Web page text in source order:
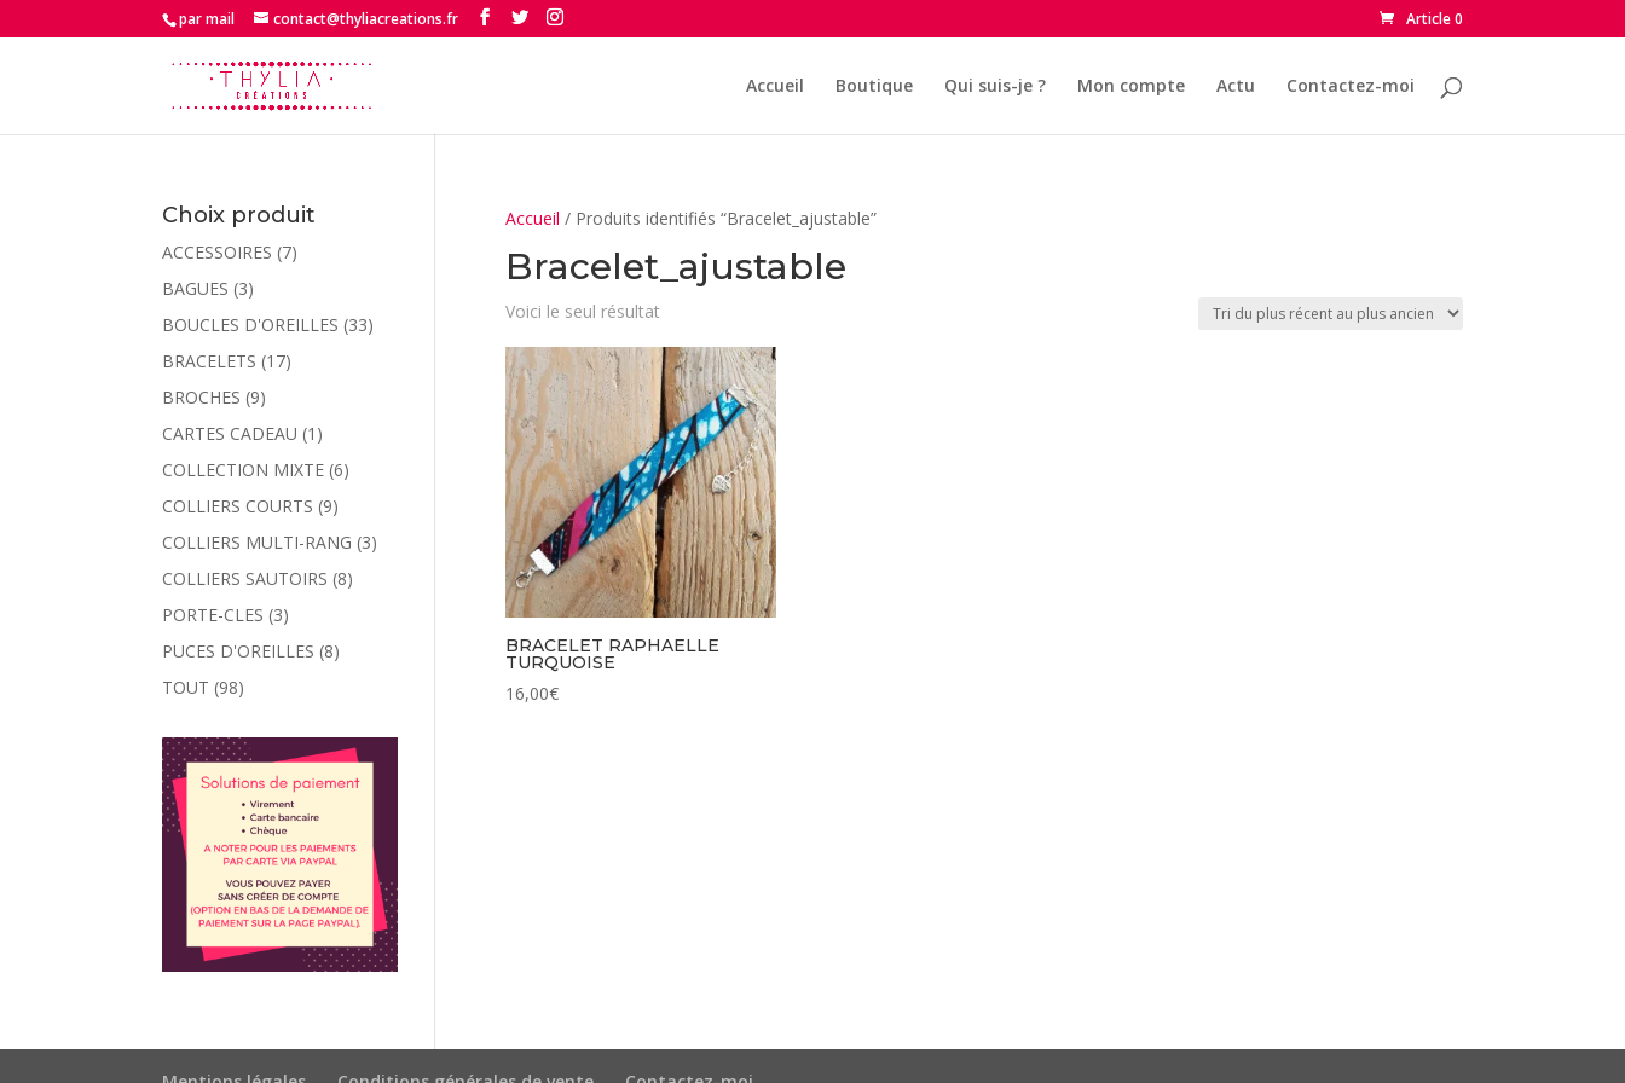
par mail contact@thyliacreations.fr Article 0
Accueil Boutique Qui suis-je ? Mon compte Actu Contactez-moi
Accueil / Produits identifiés “Bracelet_ajustable”
Bracelet_ajustable
Voici le seul résultat
BRACELET RAPHAELLE
TURQUOISE
16,00€
Choix produit
ACCESSOIRES (7)
BAGUES (3)
BOUCLES D'OREILLES (33)
BRACELETS (17)
BROCHES (9)
CARTES CADEAU (1)
COLLECTION MIXTE (6)
COLLIERS COURTS (9)
COLLIERS MULTI-RANG (3)
COLLIERS SAUTOIRS (8)
PORTE-CLES (3)
PUCES D'OREILLES (8)
TOUT (98)